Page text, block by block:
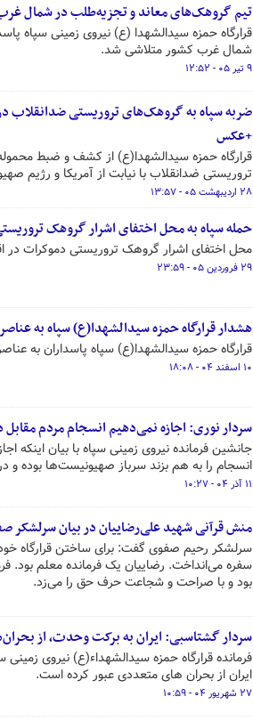
تیم گروهک‌های معاند و تجزیه‌طلب در شمال
قرارگاه حمزه سیدالشهدا (ع) نیروی زمینی سپاه
شمال غرب کشور متلاشی شد.
۹ تیر ۰۵ - ۱۲:۵۲
ضربه سپاه به گروهک‌های تروریستی ضدانقلاب
+عکس
قرارگاه حمزه سیدالشهدا(ع) از کشف و ضبط
تروریستی ضدانقلاب با نیابت از آمریکا و رژیم
۲۸ اردیبهشت ۰۵ - ۱۳:۵۷
حمله سپاه به محل اختفای اشرار گروهک
محل اختفای اشرار گروهک تروریستی دموکرات در
۲۹ فروردین ۰۵ - ۲۳:۵۹
هشدار قرارگاه حمزه سیدالشهدا(ع)‌ سپاه به
قرارگاه حمزه سیدالشهدا(ع) سپاه پاسداران
۱۰ اسفند ۰۴ - ۱۸:۰۸
سردار نوری: اجازه نمی‌دهیم انسجام مردم
جانشین فرمانده نیروی زمینی سپاه با بیان
انسجام را به هم بزند سرباز صهیونیست‌ها بوده
۱۱ آذر ۰۴ - ۱۰:۲۷
منش قرآنی شهید علی‌رضاییان در بیان سرلشکر
سرلشکر رحیم صفوی گفت: برای ساختن قرارگاه
سفره می‌انداخت. رضاییان یک فرمانده معلم بود.
بود و با صراحت و شجاعت حرف حق را می‌زد.
سردار گشتاسبی: ایران به برکت وحدت، از
فرمانده قرارگاه حمزه سیدالشهداء(ع) نیروی
ایران از بحران های متعددی عبور کرده است.
۲۷ شهریور ۰۴ - ۱۰:۵۹